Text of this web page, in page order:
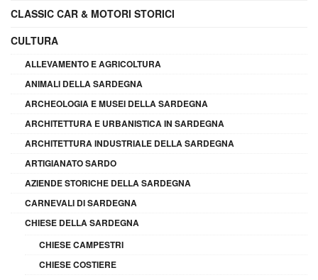
CLASSIC CAR & MOTORI STORICI
CULTURA
ALLEVAMENTO E AGRICOLTURA
ANIMALI DELLA SARDEGNA
ARCHEOLOGIA E MUSEI DELLA SARDEGNA
ARCHITETTURA E URBANISTICA IN SARDEGNA
ARCHITETTURA INDUSTRIALE DELLA SARDEGNA
ARTIGIANATO SARDO
AZIENDE STORICHE DELLA SARDEGNA
CARNEVALI DI SARDEGNA
CHIESE DELLA SARDEGNA
CHIESE CAMPESTRI
CHIESE COSTIERE